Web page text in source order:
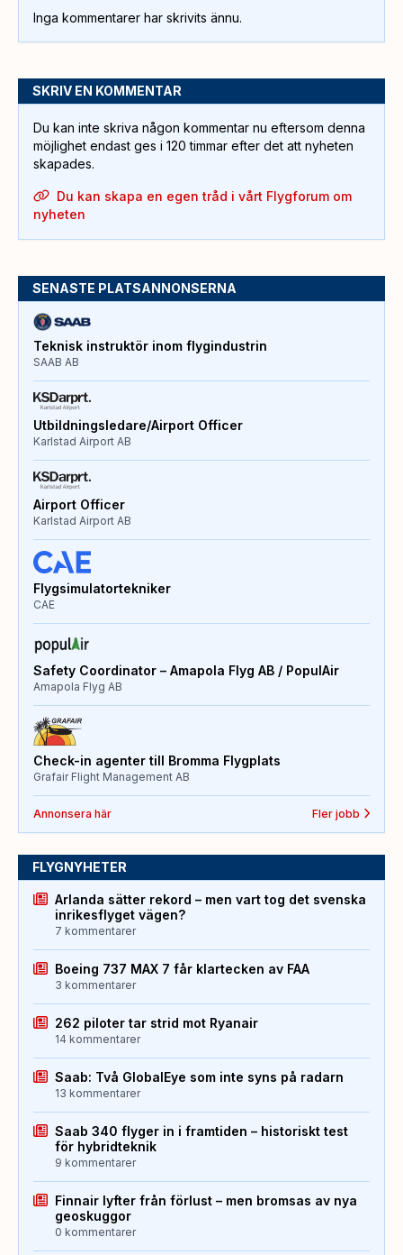
Inga kommentarer har skrivits ännu.
SKRIV EN KOMMENTAR
Du kan inte skriva någon kommentar nu eftersom denna
möjlighet endast ges i 120 timmar efter det att nyheten
skapades.
Du kan skapa en egen tråd i vårt Flygforum om
nyheten
SENASTE PLATSANNONSERNA
Teknisk instruktör inom flygindustrin
SAAB AB
Utbildningsledare/Airport Officer
Karlstad Airport AB
Airport Officer
Karlstad Airport AB
Flygsimulatortekniker
CAE
Safety Coordinator – Amapola Flyg AB / PopulAir
Amapola Flyg AB
Check-in agenter till Bromma Flygplats
Grafair Flight Management AB
Annonsera här Fler jobb
FLYGNYHETER
Arlanda sätter rekord – men vart tog det svenska
inrikesflyget vägen?
7 kommentarer
Boeing 737 MAX 7 får klartecken av FAA
3 kommentarer
262 piloter tar strid mot Ryanair
14 kommentarer
Saab: Två GlobalEye som inte syns på radarn
13 kommentarer
Saab 340 flyger in i framtiden – historiskt test
för hybridteknik
9 kommentarer
Finnair lyfter från förlust – men bromsas av nya
geoskuggor
0 kommentarer